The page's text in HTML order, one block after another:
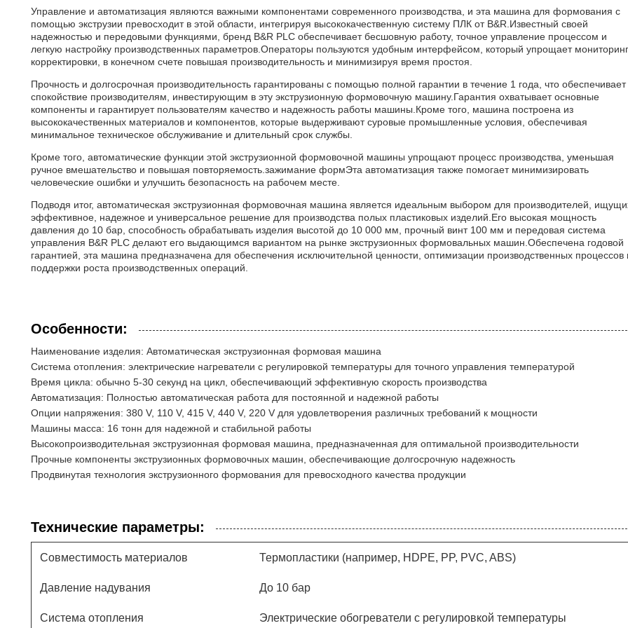
Управление и автоматизация являются важными компонентами современного производства, и эта машина для формования с
помощью экструзии превосходит в этой области, интегрируя высококачественную систему ПЛК от B&R.Известный своей
надежностью и передовыми функциями, бренд B&R PLC обеспечивает бесшовную работу, точное управление процессом и
легкую настройку производственных параметров.Операторы пользуются удобным интерфейсом, который упрощает
корректировки, в конечном счете повышая производительность и минимизируя время простоя.
Прочность и долгосрочная производительность гарантированы с помощью полной гарантии в течение 1 года, что обеспечивает
спокойствие производителям, инвестирующим в эту экструзионную формовочную машину.Гарантия охватывает основные
компоненты и гарантирует пользователям качество и надежность работы машины.Кроме того, машина построена из
высококачественных материалов и компонентов, которые выдерживают суровые промышленные условия, обеспечивая
минимальное техническое обслуживание и длительный срок службы.
Кроме того, автоматические функции этой экструзионной формовочной машины упрощают процесс производства, уменьшая
ручное вмешательство и повышая повторяемость.зажимание формЭта автоматизация также помогает минимизировать
человеческие ошибки и улучшить безопасность на рабочем месте.
Подводя итог, автоматическая экструзионная формовочная машина является идеальным выбором для производителей,
эффективное, надежное и универсальное решение для производства полых пластиковых изделий.Его высокая мощность
давления до 10 бар, способность обрабатывать изделия высотой до 10 000 мм, прочный винт 100 мм и передовая система
управления B&R PLC делают его выдающимся вариантом на рынке экструзионных формовальных машин.Обеспечена годовой
гарантией, эта машина предназначена для обеспечения исключительной ценности, оптимизации производственных процессов
поддержки роста производственных операций.
Особенности:
Наименование изделия: Автоматическая экструзионная формовая машина
Система отопления: электрические нагреватели с регулировкой температуры для точного управления температурой
Время цикла: обычно 5-30 секунд на цикл, обеспечивающий эффективную скорость производства
Автоматизация: Полностью автоматическая работа для постоянной и надежной работы
Опции напряжения: 380 V, 110 V, 415 V, 440 V, 220 V для удовлетворения различных требований к мощности
Машины масса: 16 тонн для надежной и стабильной работы
Высокопроизводительная экструзионная формовая машина, предназначенная для оптимальной производительности
Прочные компоненты экструзионных формовочных машин, обеспечивающие долгосрочную надежность
Продвинутая технология экструзионного формования для превосходного качества продукции
Технические параметры:
Совместимость материалов Термопластики (например, HDPE, PP, PVC, ABS)
Давление надувания До 10 бар
Система отопления Электрические обогреватели с регулировкой температуры